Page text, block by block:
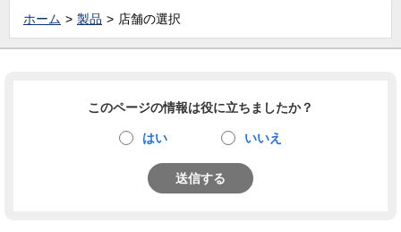
ホーム 製品 店舗の選択
このページの情報は役に立ちましたか？
はい いいえ
送信する